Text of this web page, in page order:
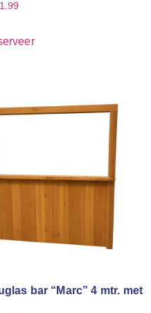
bar “Marc” 4 mtr. met